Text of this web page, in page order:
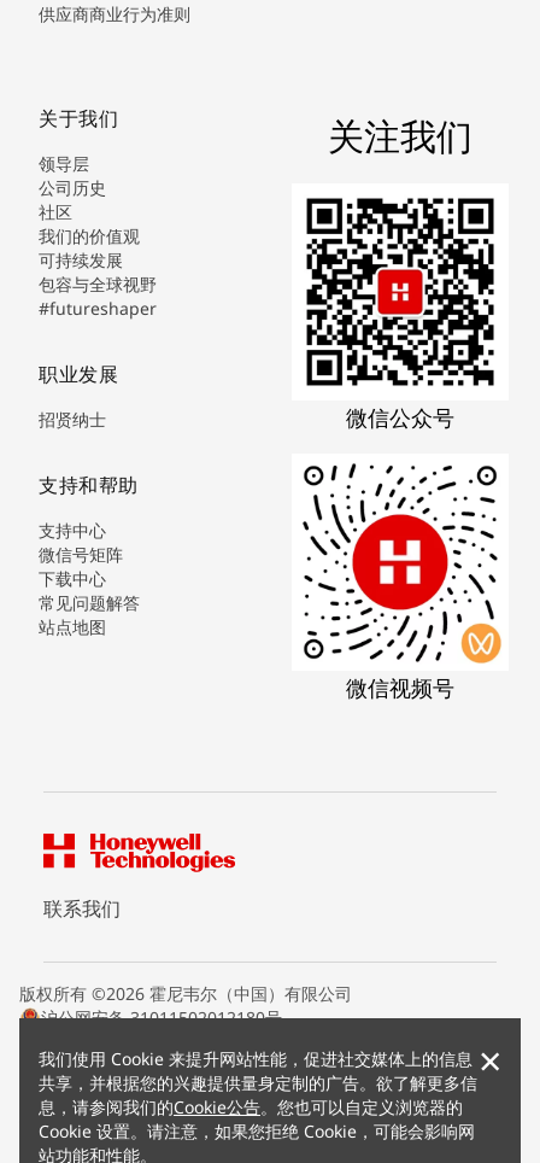
我们使用 Cookie 来提升网站性能，促进社交媒体上的信息
共享，并根据您的兴趣提供量身定制的广告。欲了解更多信
息，请参阅我们的Cookie公告。您也可以自定义浏览器的
Cookie 设置。请注意，如果您拒绝 Cookie，可能会影响网
站功能和性能。
×
供应商商业行为准则
关于我们
领导层
公司历史
社区
我们的价值观
可持续发展
包容与全球视野
#futureshaper
职业发展
招贤纳士
支持和帮助
支持中心
微信号矩阵
下载中心
常见问题解答
站点地图
关注我们
微信公众号
微信视频号
联系我们
版权所有 ©2026 霍尼韦尔（中国）有限公司
沪公网安备 31011502012180号
条款条约
隐私声明
您的隐私选项
霍尼韦尔科技Cookie通知